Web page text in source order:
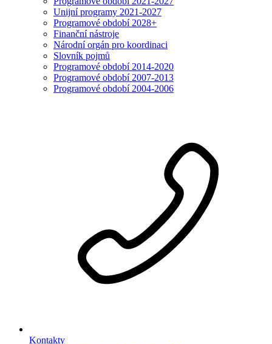
Unijní programy 2021-2027
Programové období 2028+
Finanční nástroje
Národní orgán pro koordinaci
Slovník pojmů
Programové období 2014-2020
Programové období 2007-2013
Programové období 2004-2006
Kontakty